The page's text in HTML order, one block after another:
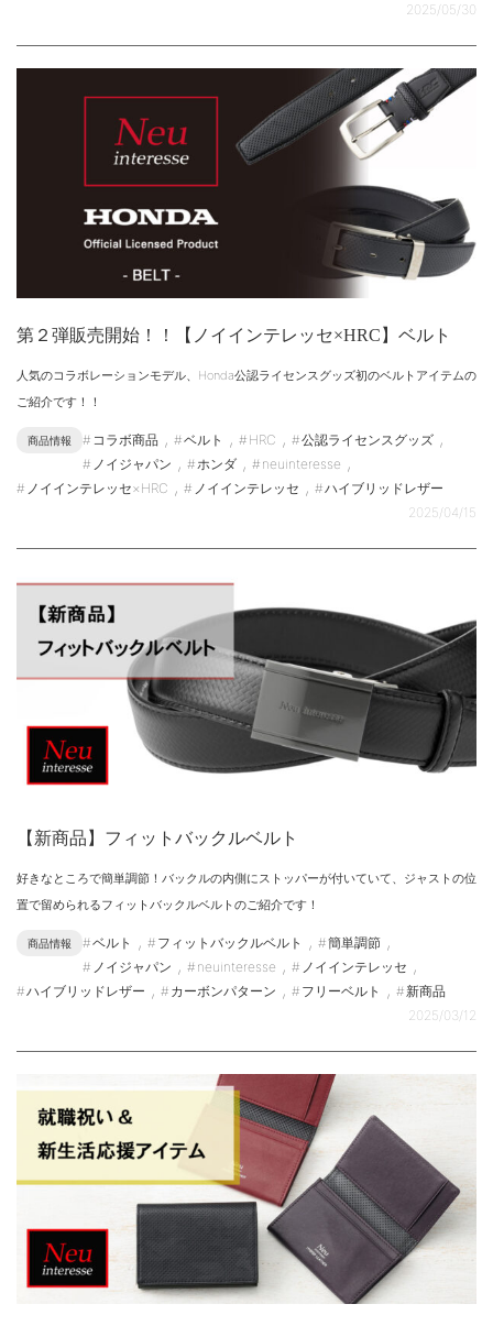
2025/05/30
第２弾販売開始！！【ノイインテレッセ×HRC】ベルト
人気のコラボレーションモデル、Honda公認ライセンスグッズ初のベルトアイテムの
ご紹介です！！
商品情報 コラボ商品 , ベルト , HRC , 公認ライセンスグッズ ,
ノイジャパン , ホンダ , neuinteresse ,
ノイインテレッセ×HRC , ノイインテレッセ ,
ハイブリッドレザー
2025/04/15
【新商品】フィットバックルベルト
好きなところで簡単調節！バックルの内側にストッパーが付いていて、ジャストの位
置で留められるフィットバックルベルトのご紹介です！
商品情報 ベルト , フィットバックルベルト , 簡単調節 ,
ノイジャパン , neuinteresse , ノイインテレッセ ,
ハイブリッドレザー , カーボンパターン , フリーベルト ,
新商品
2025/03/12